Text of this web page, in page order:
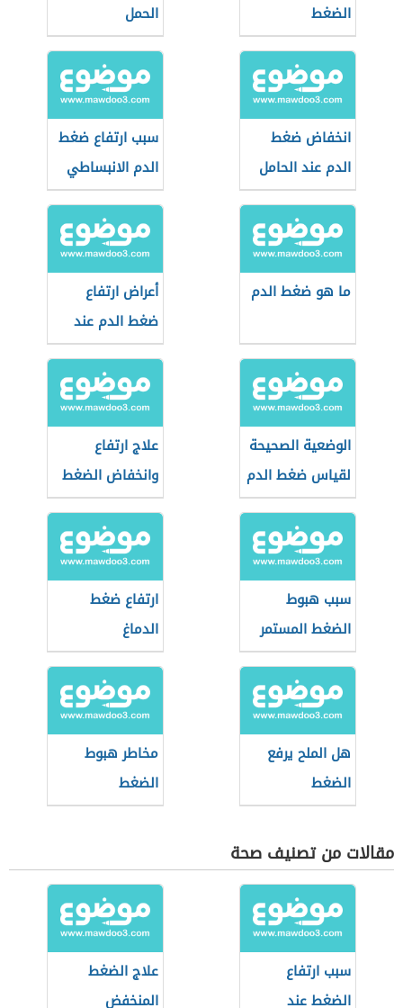
الضغط
الحمل
انخفاض ضغط
الدم عند الحامل
سبب ارتفاع ضغط
الدم الانبساطي
ما هو ضغط الدم
أعراض ارتفاع
ضغط الدم عند
الشباب
الوضعية الصحيحة
لقياس ضغط الدم
علاج ارتفاع
وانخفاض الضغط
سبب هبوط
الضغط المستمر
ارتفاع ضغط
الدماغ
هل الملح يرفع
الضغط
مخاطر هبوط
الضغط
مقالات من تصنيف صحة
سبب ارتفاع
الضغط عند
علاج الضغط
المنخفض